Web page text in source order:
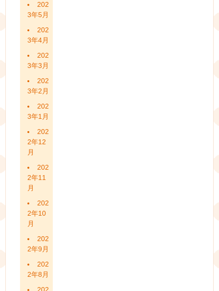
202
3年5月
202
3年4月
202
3年3月
202
3年2月
202
3年1月
202
2年12
月
202
2年11
月
202
2年10
月
202
2年9月
202
2年8月